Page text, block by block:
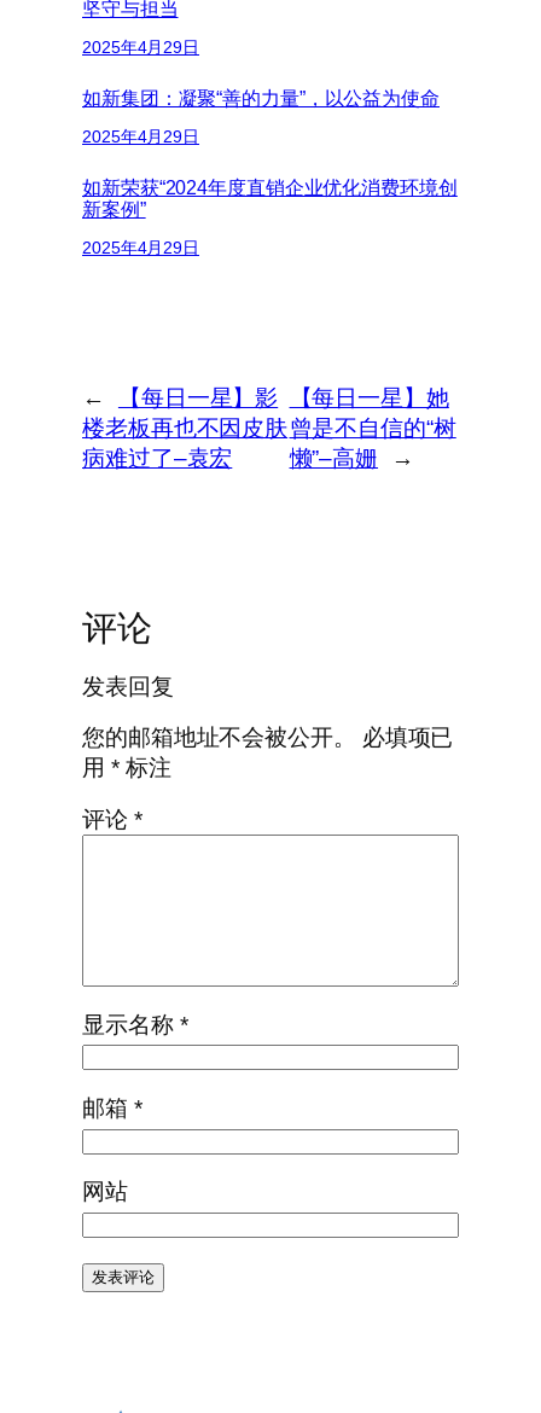
坚守与担当
2025年4月29日
如新集团：凝聚“善的力量”，以公益为使命
2025年4月29日
如新荣获“2024年度直销企业优化消费环境创
新案例”
2025年4月29日
←
【每日一星】影
楼老板再也不因皮肤
病难过了–袁宏
【每日一星】她
曾是不自信的“树
懒”–高姗
→
评论
发表回复
您的邮箱地址不会被公开。
必填项已
用 *标注
评论 *
显示名称 *
邮箱 *
网站